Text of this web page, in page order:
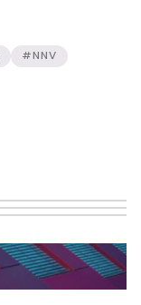
#NNV